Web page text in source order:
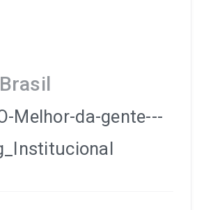
Brasil